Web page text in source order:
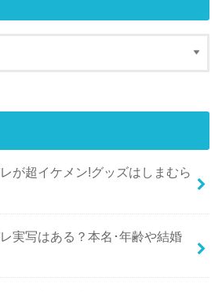
が超イケメン!グッズはしまむら
実写はある？本名･年齢や結婚